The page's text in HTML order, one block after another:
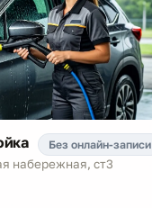
Без онлайн-записи
набережная, ст3